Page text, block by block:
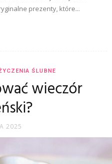
prezenty, które...
ŚLUBNE
wieczór
2025